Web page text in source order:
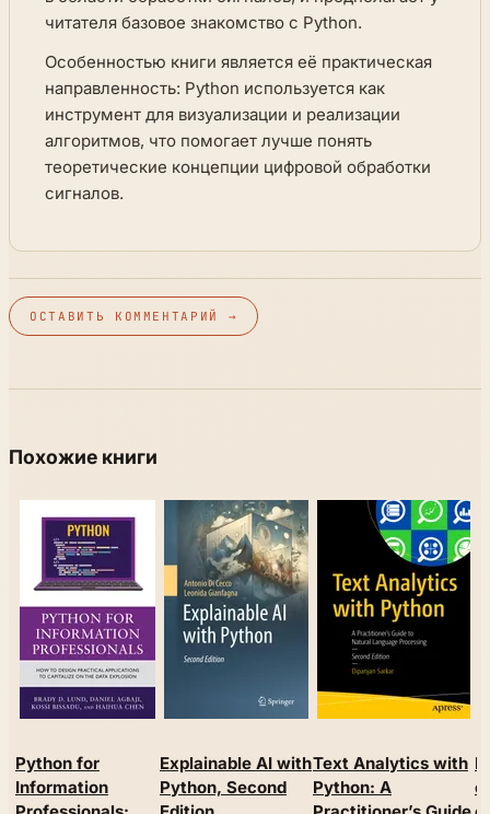
читателя базовое знакомство с Python.
Особенностью книги является её практическая
направленность: Python используется как
инструмент для визуализации и реализации
алгоритмов, что помогает лучше понять
теоретические концепции цифровой обработки
сигналов.
ОСТАВИТЬ КОММЕНТАРИЙ →
Похожие книги
Python for
Information
Explainable AI with
Python, Second
Text Analytics with
Python: A